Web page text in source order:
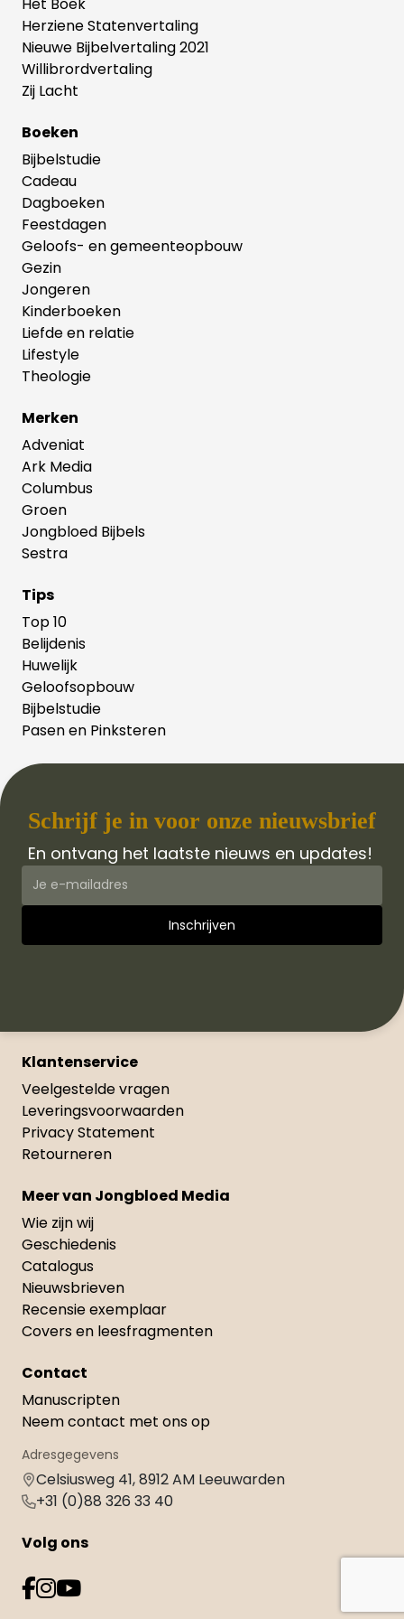
Herziene Statenvertaling
Nieuwe Bijbelvertaling 2021
Willibrordvertaling
Zij Lacht
Boeken
Bijbelstudie
Cadeau
Dagboeken
Feestdagen
Geloofs- en gemeenteopbouw
Gezin
Jongeren
Kinderboeken
Liefde en relatie
Lifestyle
Theologie
Merken
Adveniat
Ark Media
Columbus
Groen
Jongbloed Bijbels
Sestra
Tips
Top 10
Belijdenis
Huwelijk
Geloofsopbouw
Bijbelstudie
Pasen en Pinksteren
Schrijf je in voor onze nieuwsbrief
En ontvang het laatste nieuws en updates!
Klantenservice
Veelgestelde vragen
Leveringsvoorwaarden
Privacy Statement
Retourneren
Meer van Jongbloed Media
Wie zijn wij
Geschiedenis
Catalogus
Nieuwsbrieven
Recensie exemplaar
Covers en leesfragmenten
Contact
Manuscripten
Neem contact met ons op
Adresgegevens
Celsiusweg 41, 8912 AM Leeuwarden
+31 (0)88 326 33 40
Volg ons